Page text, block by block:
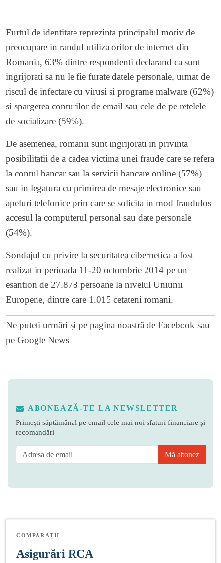
Furtul de identitate reprezinta principalul motiv de
preocupare in randul utilizatorilor de internet din
Romania, 63% dintre respondenti declarand ca sunt
ingrijorati sa nu le fie furate datele personale, urmat de
riscul de infectare cu virusi si programe malware (62%)
si spargerea conturilor de email sau cele de pe retelele
de socializare (59%).
De asemenea, romanii sunt ingrijorati in privinta
posibilitatii de a cadea victima unei fraude care se refera
la contul bancar sau la servicii bancare online (57%)
sau in legatura cu primirea de mesaje electronice sau
apeluri telefonice prin care se solicita in mod fraudulos
accesul la computerul personal sau date personale
(54%).
Sondajul cu privire la securitatea cibernetica a fost
realizat in perioada 11-20 octombrie 2014 pe un
esantion de 27.878 persoane la nivelul Uniunii
Europene, dintre care 1.015 cetateni romani.
Ne puteți urmări și pe pagina noastră de Facebook sau
pe Google News
ABONEAZĂ-TE LA NEWSLETTER
Primești săptămânal pe email cele mai noi sfaturi financiare și
recomandări
Mă abonez
COMPARAȚII
Asigurări RCA